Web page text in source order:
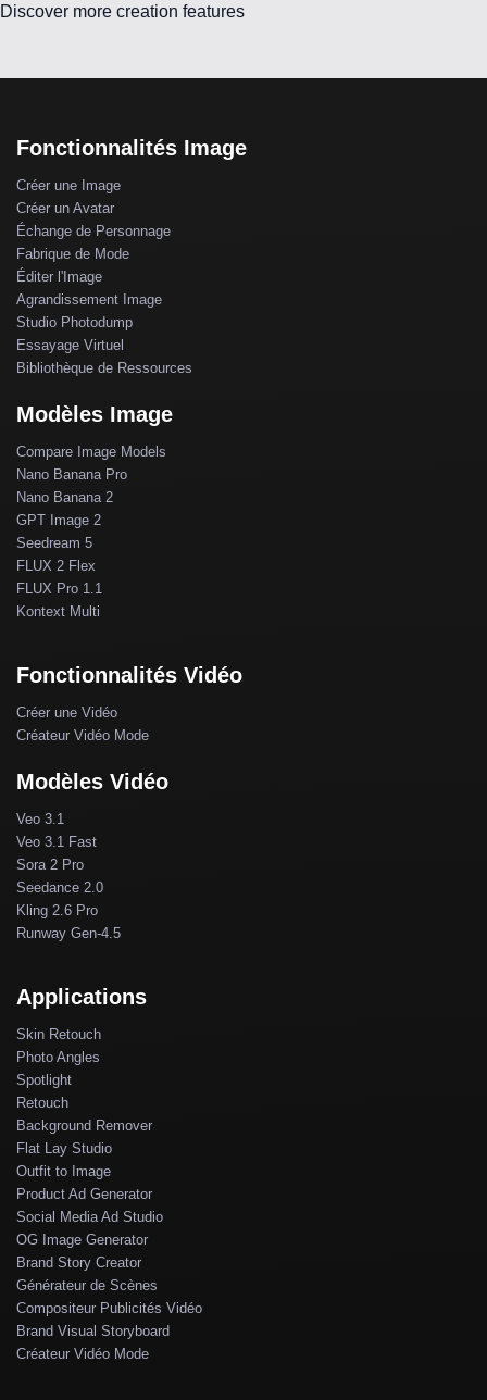
Discover more creation features
Fonctionnalités Image
Créer une Image
Créer un Avatar
Échange de Personnage
Fabrique de Mode
Éditer l'Image
Agrandissement Image
Studio Photodump
Essayage Virtuel
Bibliothèque de Ressources
Modèles Image
Compare Image Models
Nano Banana Pro
Nano Banana 2
GPT Image 2
Seedream 5
FLUX 2 Flex
FLUX Pro 1.1
Kontext Multi
Fonctionnalités Vidéo
Créer une Vidéo
Créateur Vidéo Mode
Modèles Vidéo
Veo 3.1
Veo 3.1 Fast
Sora 2 Pro
Seedance 2.0
Kling 2.6 Pro
Runway Gen-4.5
Applications
Skin Retouch
Photo Angles
Spotlight
Retouch
Background Remover
Flat Lay Studio
Outfit to Image
Product Ad Generator
Social Media Ad Studio
OG Image Generator
Brand Story Creator
Générateur de Scènes
Compositeur Publicités Vidéo
Brand Visual Storyboard
Créateur Vidéo Mode